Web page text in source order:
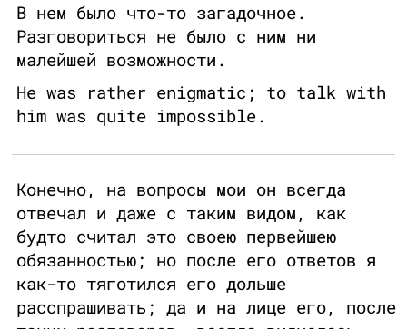
В нем было что-то загадочное.
Разговориться не было с ним ни
малейшей возможности.
He was rather enigmatic; to talk with
him was quite impossible.
Конечно, на вопросы мои он всегда
отвечал и даже с таким видом, как
будто считал это своею первейшею
обязанностью; но после его ответов я
как-то тяготился его дольше
расспрашивать; да и на лице его, после